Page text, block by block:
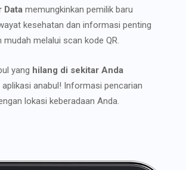
Data memungkinkan pemilik baru
kesehatan dan informasi penting
mudah melalui scan kode QR.
yang hilang di sekitar Anda
anabul! Informasi pencarian
lokasi keberadaan Anda.